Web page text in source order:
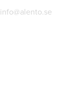
info@alento.se